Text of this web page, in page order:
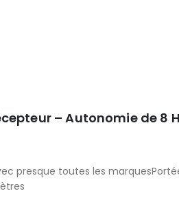
– Autonomie de 8
presque toutes les